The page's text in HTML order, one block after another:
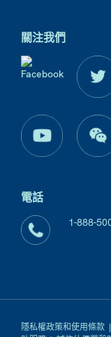
關注我們
電話
1-888-
隱私權政策和使用條款 |